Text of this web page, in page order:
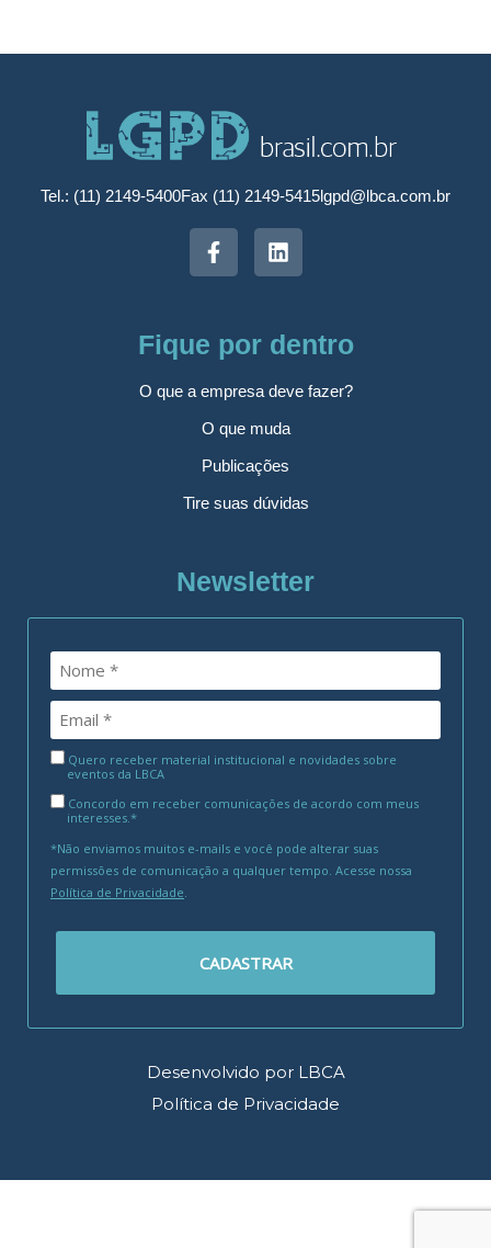
Tel.: (11) 2149-5400Fax (11) 2149-5415lgpd@lbca.com.br
Fique por dentro
O que a empresa deve fazer?
O que muda
Publicações
Tire suas dúvidas
Newsletter
Quero receber material institucional e novidades sobre
eventos da LBCA
Concordo em receber comunicações de acordo com meus
interesses.*
*Não enviamos muitos e-mails e você pode alterar suas
permissões de comunicação a qualquer tempo. Acesse nossa
Política de Privacidade.
CADASTRAR
Desenvolvido por LBCA
Política de Privacidade